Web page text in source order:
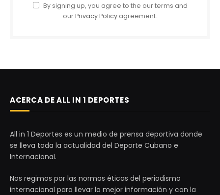
By signing up, you agree to the our terms and
ourPrivacy Policy agreement.
ACERCA DE ALL IN 1 DEPORTES
All in 1 Deportes es un medio de prensa deportiva donde
se lleva toda la actualidad del Deporte Cubano e
Internacional.
Nos regimos por las normas éticas del periodismo
internacional para llevar la mejor información y con la